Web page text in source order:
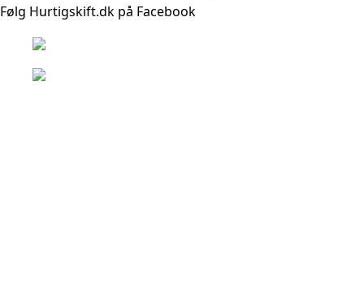
Følg Hurtigskift.dk på Facebook